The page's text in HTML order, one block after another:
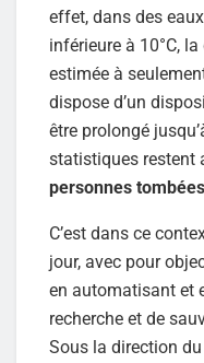
effet, dans des
inférieure à 10°C,
estimée à
dispose d’un
être prolongé
statistiques restent
personnes
C’est dans ce
jour, avec pour
en automatisant et
recherche et de
Sous la direction